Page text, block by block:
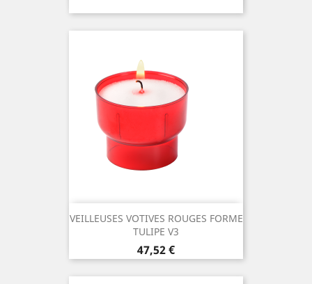
VEILLEUSES VOTIVES ROUGES FORME
TULIPE V3
Prix
47,52 €